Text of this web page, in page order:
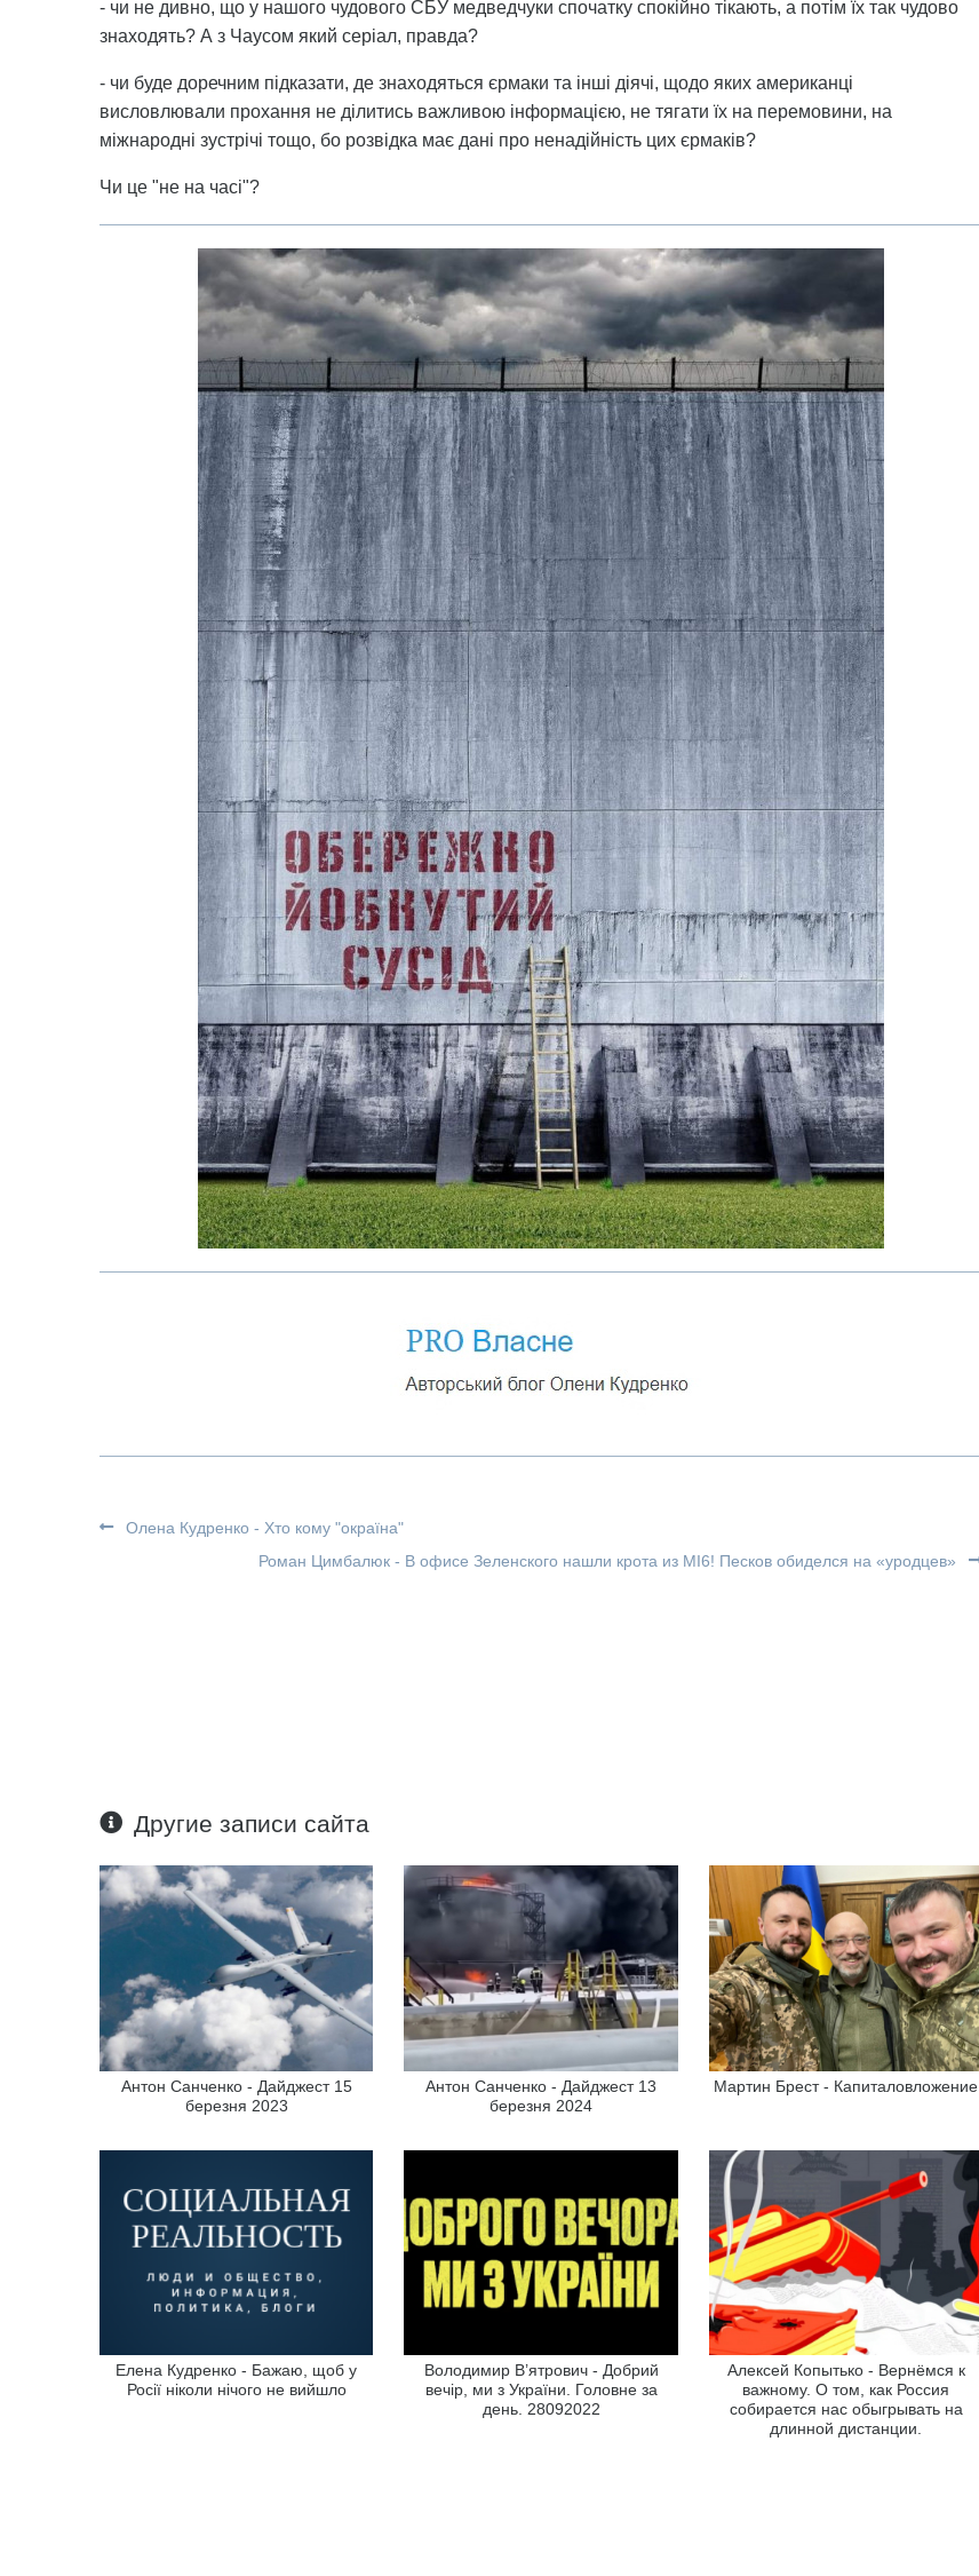
- чи не дивно, що у нашого чудового СБУ медведчуки спочатку спокійно тікають, а потім їх так чудово
знаходять? А з Чаусом який серіал, правда?
- чи буде доречним підказати, де знаходяться єрмаки та інші діячі, щодо яких американці
висловлювали прохання не ділитись важливою інформацією, не тягати їх на перемовини, на
міжнародні зустрічі тощо, бо розвідка має дані про ненадійність цих єрмаків?
Чи це "не на часі"?
Олена Кудренко - Хто кому "окраїна"
Роман Цимбалюк - В офисе Зеленского нашли крота из MI6! Песков обиделся на «уродцев»
Другие записи сайта
Антон Санченко - Дайджест 15
березня 2023
Антон Санченко - Дайджест 13
березня 2024
Мартин Брест - Капиталовложение
Елена Кудренко - Бажаю, щоб у
Росії ніколи нічого не вийшло
Володимир В’ятрович - Добрий
вечір, ми з України. Головне за
день. 28092022
Алексей Копытько - Вернёмся к
важному. О том, как Россия
собирается нас обыгрывать на
длинной дистанции.